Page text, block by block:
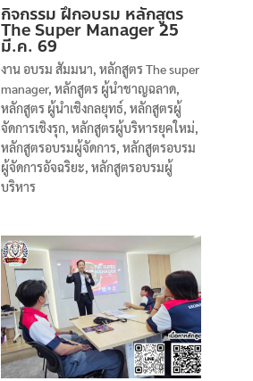
กิจกรรม ฝึกอบรม หลักสูตร
The Super Manager 25
มี.ค. 69
งาน อบรม สัมมนา, หลักสูตร The super
manager, หลักสูตร ผู้นำชาญฉลาด,
หลักสูตร ผู้นำเชิงกลยุทธ์, หลักสูตรผู้
จัดการเชิงรุก, หลักสูตรผู้บริหารยุคใหม่,
หลักสูตรอบรมผู้จัดการ, หลักสูตรอบรม
ผู้จัดการอัจฉริยะ, หลักสูตรอบรมผู้
บริหาร